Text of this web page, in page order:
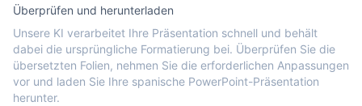
Überprüfen und herunterladen
Unsere KI verarbeitet Ihre Präsentation schnell und behält
dabei die ursprüngliche Formatierung bei. Überprüfen Sie die
übersetzten Folien, nehmen Sie die erforderlichen Anpassungen
vor und laden Sie Ihre spanische PowerPoint-Präsentation
herunter.